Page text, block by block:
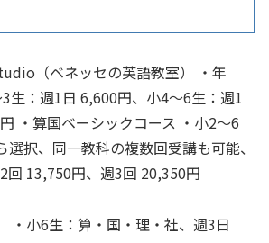
（ベネッセの英語教室） ・年
生：週1日 6,600円、小4～6生：週1
・算国ベーシックコース ・小2～6
択、同一教科の複数回受講も可能、
回 13,750円、週3回 20,350円
・小6生：算・国・理・社、週3日